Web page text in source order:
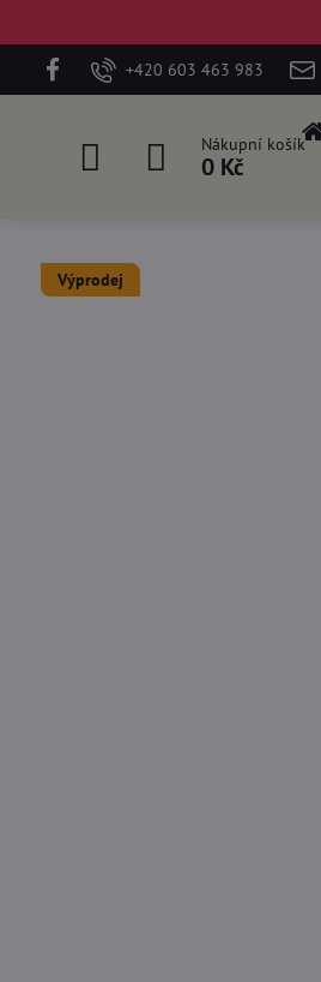
+420 603 463 983
Nákupní košík
0 Kč
Výprodej